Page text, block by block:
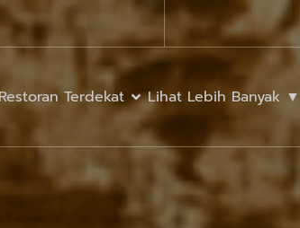
Terdekat Lihat Lebih Banyak ▼